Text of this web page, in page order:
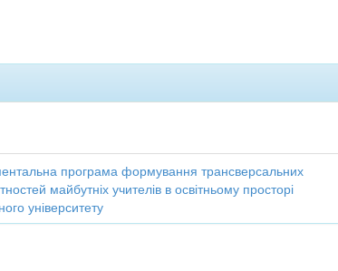
програма формування трансверсальних
майбутніх учителів в освітньому просторі
університету